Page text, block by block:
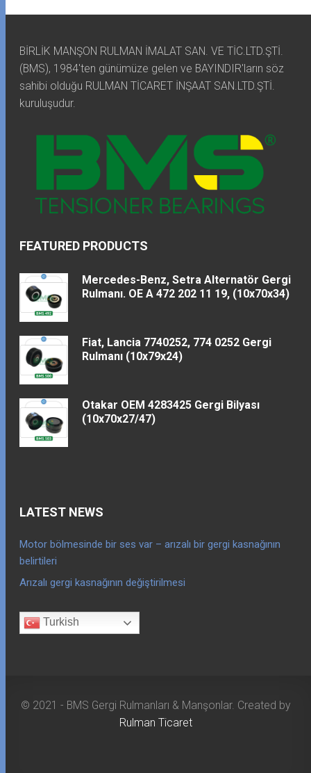
BİRLİK MANŞON RULMAN İMALAT SAN. VE TİC.LTD.ŞTİ.
(BMS), 1984'ten günümüze gelen ve BAYINDIR'ların söz
sahibi olduğu RULMAN TİCARET İNŞAAT SAN.LTD.ŞTİ.
kuruluşudur.
FEATURED PRODUCTS
Mercedes-Benz, Setra Alternatör Gergi
Rulmanı. OE A 472 202 11 19, (10x70x34)
Fiat, Lancia 7740252, 774 0252 Gergi
Rulmanı (10x79x24)
Otakar OEM 4283425 Gergi Bilyası
(10x70x27/47)
LATEST NEWS
Motor bölmesinde bir ses var – arızalı bir gergi kasnağının
belirtileri
Arızalı gergi kasnağının değiştirilmesi
Turkish
© 2021 - BMS Gergi Rulmanları & Manşonlar. Created by
Rulman Ticaret